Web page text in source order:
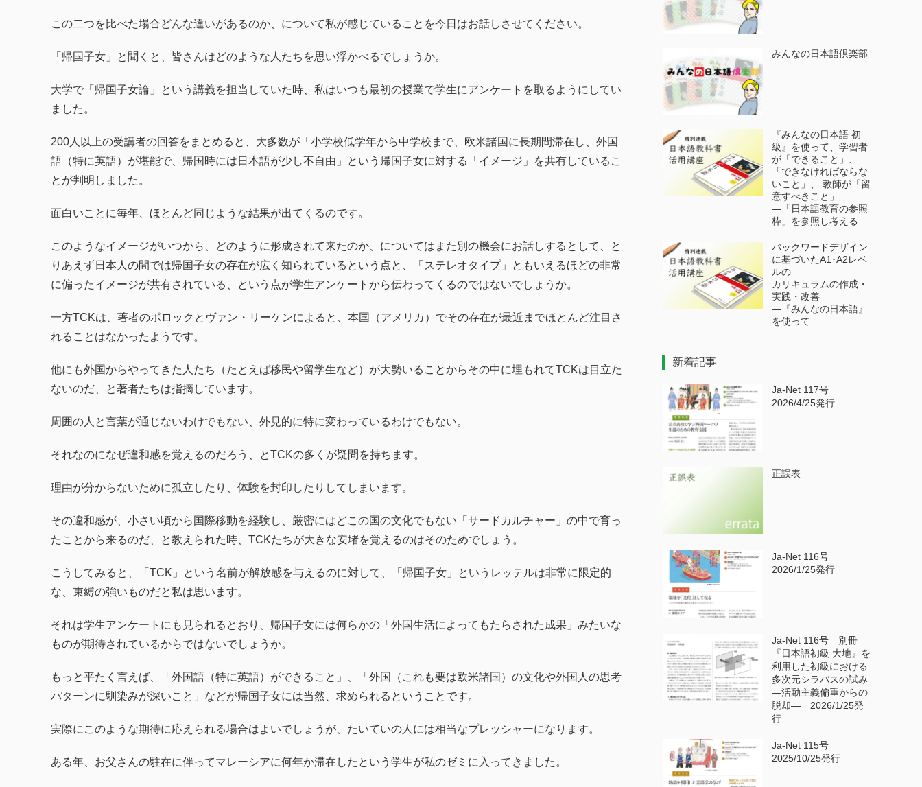
この二つを比べた場合どんな違いがあるのか、について私が感じていることを今日はお話しさせてください。
「帰国子女」と聞くと、皆さんはどのような人たちを思い浮かべるでしょうか。
大学で「帰国子女論」という講義を担当していた時、私はいつも最初の授業で学生にアンケートを取るようにしてい
ました。
200人以上の受講者の回答をまとめると、大多数が「小学校低学年から中学校まで、欧米諸国に長期間滞在し、外国
語（特に英語）が堪能で、帰国時には日本語が少し不自由」という帰国子女に対する「イメージ」を共有しているこ
とが判明しました。
面白いことに毎年、ほとんど同じような結果が出てくるのです。
このようなイメージがいつから、どのように形成されて来たのか、についてはまた別の機会にお話しするとして、と
りあえず日本人の間では帰国子女の存在が広く知られているという点と、「ステレオタイプ」ともいえるほどの非常
に偏ったイメージが共有されている、という点が学生アンケートから伝わってくるのではないでしょうか。
一方TCKは、著者のポロックとヴァン・リーケンによると、本国（アメリカ）でその存在が最近までほとんど注目さ
れることはなかったようです。
他にも外国からやってきた人たち（たとえば移民や留学生など）が大勢いることからその中に埋もれてTCKは目立た
ないのだ、と著者たちは指摘しています。
周囲の人と言葉が通じないわけでもない、外見的に特に変わっているわけでもない。
それなのになぜ違和感を覚えるのだろう、とTCKの多くが疑問を持ちます。
理由が分からないために孤立したり、体験を封印したりしてしまいます。
その違和感が、小さい頃から国際移動を経験し、厳密にはどこの国の文化でもない「サードカルチャー」の中で育っ
たことから来るのだ、と教えられた時、TCKたちが大きな安堵を覚えるのはそのためでしょう。
こうしてみると、「TCK」という名前が解放感を与えるのに対して、「帰国子女」というレッテルは非常に限定的
な、束縛の強いものだと私は思います。
それは学生アンケートにも見られるとおり、帰国子女には何らかの「外国生活によってもたらされた成果」みたいな
ものが期待されているからではないでしょうか。
もっと平たく言えば、「外国語（特に英語）ができること」、「外国（これも要は欧米諸国）の文化や外国人の思考
パターンに馴染みが深いこと」などが帰国子女には当然、求められるということです。
実際にこのような期待に応えられる場合はよいでしょうが、たいていの人には相当なプレッシャーになります。
ある年、お父さんの駐在に伴ってマレーシアに何年か滞在したという学生が私のゼミに入ってきました。
みんなの日本語倶楽部
『みんなの日本語 初
級』を使って、学習者
が「できること」、
「できなければならな
いこと」、 教師が「留
意すべきこと」
―「日本語教育の参照
枠」を参照し考える―
バックワードデザイン
に基づいたA1･A2レベ
ルの
カリキュラムの作成・
実践・改善
―『みんなの日本語』
を使って―
新着記事
Ja-Net 117号
2026/4/25発行
正誤表
Ja-Net 116号
2026/1/25発行
Ja-Net 116号 別冊
『日本語初級 大地』を
利用した初級における
多次元シラバスの試み
—活動主義偏重からの
脱却— 2026/1/25発
行
Ja-Net 115号
2025/10/25発行